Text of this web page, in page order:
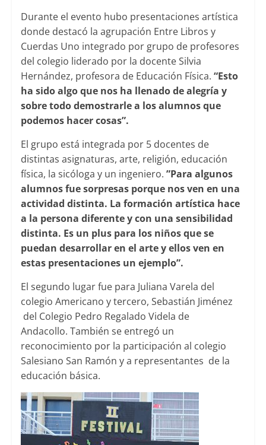
Durante el evento hubo presentaciones artística
donde destacó la agrupación Entre Libros y
Cuerdas Uno integrado por grupo de profesores
del colegio liderado por la docente Silvia
Hernández, profesora de Educación Física. “Esto
ha sido algo que nos ha llenado de alegría y
sobre todo demostrarle a los alumnos que
podemos hacer cosas”.
El grupo está integrada por 5 docentes de
distintas asignaturas, arte, religión, educación
física, la sicóloga y un ingeniero. ”Para algunos
alumnos fue sorpresas porque nos ven en una
actividad distinta. La formación artística hace
a la persona diferente y con una sensibilidad
distinta. Es un plus para los niños que se
puedan desarrollar en el arte y ellos ven en
estas presentaciones un ejemplo”.
El segundo lugar fue para Juliana Varela del
colegio Americano y tercero, Sebastián Jiménez
del Colegio Pedro Regalado Videla de
Andacollo. También se entregó un
reconocimiento por la participación al colegio
Salesiano San Ramón y a representantes de la
educación básica.